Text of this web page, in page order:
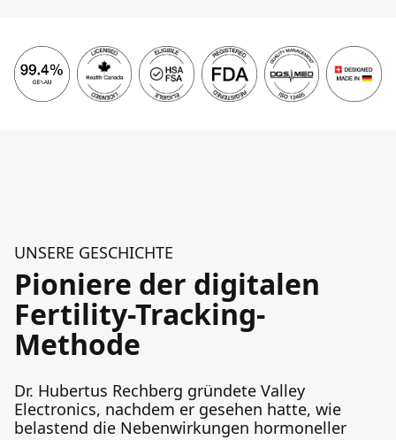
UNSERE GESCHICHTE
Pioniere der digitalen
Fertility-Tracking-
Methode
Dr. Hubertus Rechberg gründete Valley
Electronics, nachdem er gesehen hatte, wie
belastend die Nebenwirkungen hormoneller